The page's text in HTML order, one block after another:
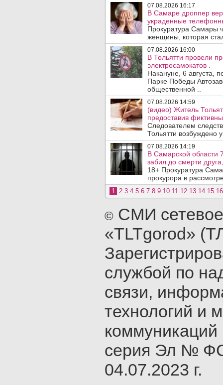
07.08.2026 16:17
В Самаре дроппер
украденные
Прокуратура Самары
женщины, которая
07.08.2026 16:00
В Тольятти провели
электросамокатов .
Накануне, 6 августа,
Парке Победы
общественной ..
07.08.2026 14:59
(видео) Житель
предоставив
Следователем
Тольятти возбуждено
07.08.2026 14:19
В Самарской области
забил до смерти
18+ Прокуратура
прокурора в
1 2 3 4 5 6 7 8 9 10 11 12 13 14 15 16
© СМИ
«TLTgorod»
службой по
связи,
технологий и
серия Эл №
04.07.2023 г.